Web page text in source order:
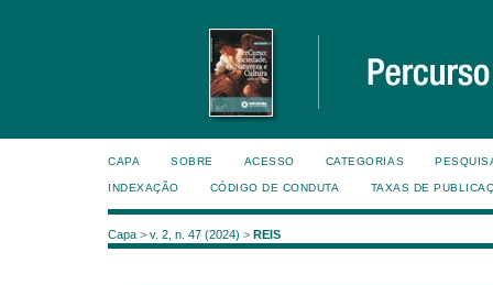
CAPA SOBRE ACESSO CATEGORIAS
INDEXAÇÃO CÓDIGO DE CONDUTA TAXAS DE
Capa > v. 2, n. 47 (2024) > REIS